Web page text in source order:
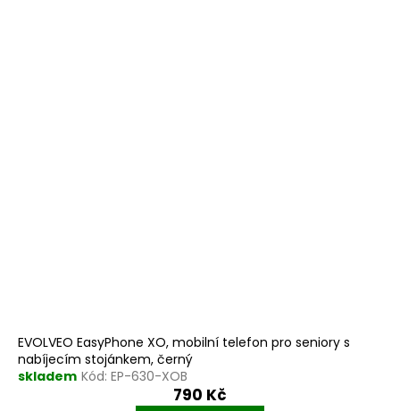
EVOLVEO EasyPhone XO, mobilní telefon pro seniory s
nabíjecím stojánkem, černý
skladem Kód: EP-630-XOB
790 Kč